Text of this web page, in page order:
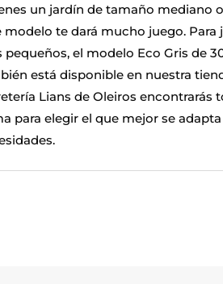
un jardín de tamaño mediano
modelo te dará mucho juego. Para
pequeños, el modelo Eco Gris de
está disponible en nuestra
Lians de Oleiros encontrarás
para elegir el que mejor se